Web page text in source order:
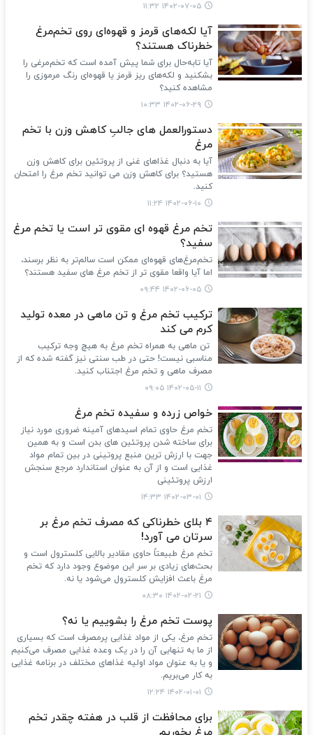
۱۴۰۲-۰۷-۰۵ ۱۱:۳۲
آیا لکه‌های قرمز و قهوه‌ای روی تخم‌مرغ
خطرناک هستند؟
آیا تابه‌حال برای شما پیش آمده است که تخم‌مرغی را
بشکنید و لکه‌های ریز قرمز یا قهوه‌ای رنگ مرموزی را
مشاهده کنید؟
۱۴۰۲-۰۶-۲۹ ۱۰:۳۳
دستورالعمل های جالبِ کاهش وزن با تخم
مرغ
آیا به دنبال غذاهای غنی از پروتئین برای کاهش وزن
هستید؟ برای کاهش وزن می توانید تخم مرغ را امتحان
کنید.
۱۴۰۲-۰۶-۱۰ ۱۱:۲۴
تخم مرغ قهوه ای مقوی تر است یا تخم مرغ
سفید؟
تخم‌مرغ‌های قهوه‌ای ممکن است سالم‌تر به نظر برسند،
اما آیا واقعا مقوی تر از تخم مرغ های سفید هستند؟
۱۴۰۲-۰۶-۰۵ ۰۹:۴۴
ترکیب تخم مرغ و تن ماهی در معده تولید
کرم می کند
تن ماهی به همراه تخم مرغ به هیچ وجه ترکیب
مناسبی نیست! حتی در طب سنتی نیز گفته شده که از
مصرف ماهی و تخم مرغ اجتناب کنید.
۱۴۰۲-۰۵-۱۱ ۰۹:۰۵
خواص زرده و سفیده تخم مرغ
تخم مرغ حاوی تمام اسیدهای آمینه ضروری مورد نیاز
برای ساخته شدن پروتئین های بدن است و به همین
جهت با ارزش ترین منبع پروتینی در بین تمام مواد
غذایی است و از آن به عنوان استاندارد مرجع سنجش
ارزش پروتئینی
۱۴۰۲-۰۳-۰۱ ۱۴:۳۳
۴ بلای خطرناکی که مصرف تخم مرغ بر
سرتان می آورد!
تخم مرغ طبیعتاً حاوی مقادیر بالایی کلسترول است و
بحث‌های زیادی بر سر این موضوع وجود دارد که تخم
مرغ باعث افزایش کلسترول می‌شود یا نه.
۱۴۰۲-۰۲-۲۱ ۰۸:۳۰
پوست تخم مرغ را بشوییم یا نه؟
تخم مرغ، یکی از مواد غذایی پرمصرف است که بسیاری
از ما به تنهایی آن را در یک وعده غذایی مصرف می‌کنیم
و یا به عنوان مواد اولیه غذاهای مختلف در برنامه غذایی
به کار می‌بریم.
۱۴۰۲-۰۱-۰۱ ۱۲:۲۴
برای محافظت از قلب در هفته چقدر تخم